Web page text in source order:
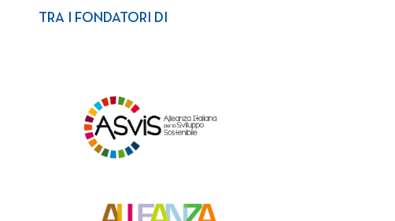
TRA I FONDATORI DI